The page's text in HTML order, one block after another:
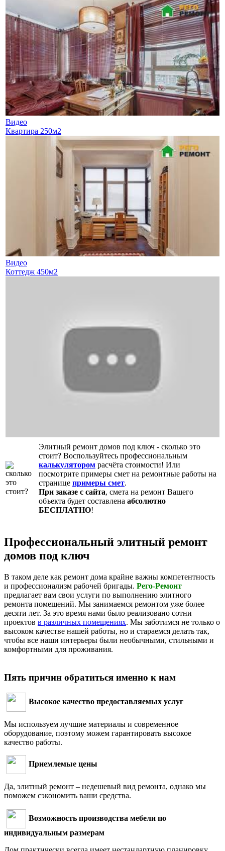
Видео
Квартира 250м2
Видео
Коттедж 450м2
Элитный ремонт домов под ключ - сколько это
стоит? Воспользуйтесь профессиональным
калькулятором расчёта стоимости! Или
посмотрите примеры смет на ремонтные работы на
странице примеры смет.
При заказе с сайта, смета на ремонт Вашего
объекта будет составлена абсолютно
БЕСПЛАТНО!
Профессиональный элитный ремонт
домов под ключ
В таком деле как ремонт дома крайне важны компетентность
и профессионализм рабочей бригады. Рего-Ремонт
предлагает вам свои услуги по выполнению элитного
ремонта помещений. Мы занимаемся ремонтом уже более
десяти лет. За это время нами было реализовано сотни
проектов в различных помещениях. Мы заботимся не только о
высоком качестве нашей работы, но и стараемся делать так,
чтобы все наши интерьеры были необычными, стильными и
комфортными для проживания.
Пять причин обратиться именно к нам
Высокое качество предоставляемых услуг
Мы используем лучшие материалы и современное
оборудование, поэтому можем гарантировать высокое
качество работы.
Приемлемые цены
Да, элитный ремонт – недешевый вид ремонта, однако мы
поможем сэкономить ваши средства.
Возможность производства мебели по
индивидуальным размерам